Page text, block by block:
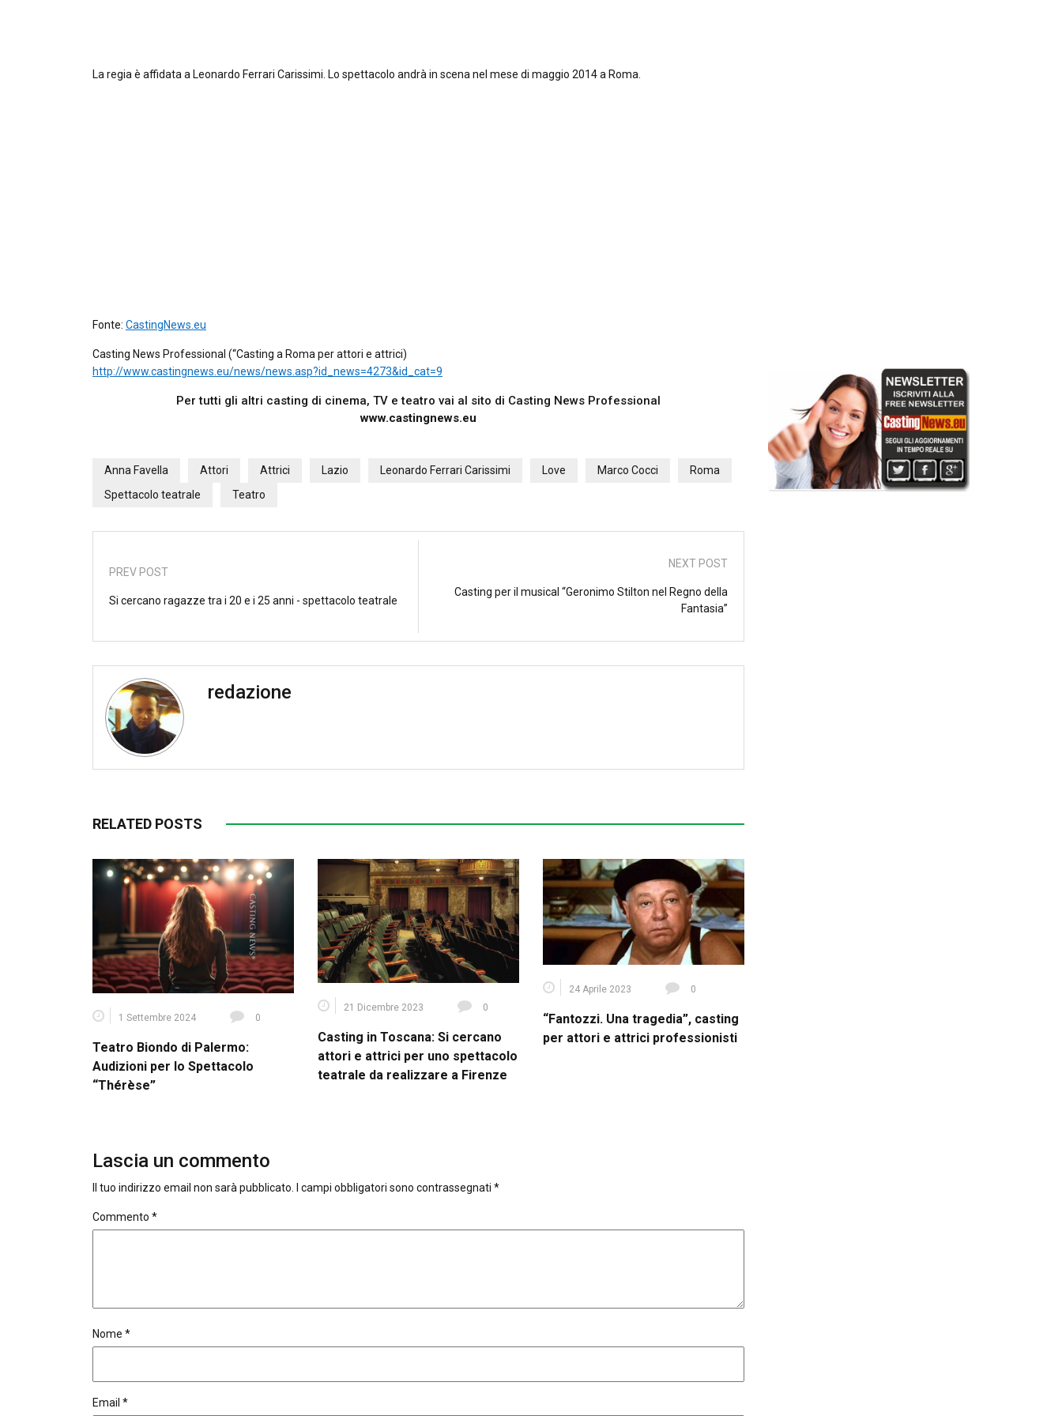
La regia è affidata a Leonardo Ferrari Carissimi. Lo spettacolo andrà in scena nel mese di maggio 2014 a Roma.
Fonte: CastingNews.eu
Casting News Professional (“Casting a Roma per attori e attrici)
http://www.castingnews.eu/news/news.asp?id_news=4273&id_cat=9
Per tutti gli altri casting di cinema, TV e teatro vai al sito di Casting News Professional
www.castingnews.eu
Anna Favella Attori Attrici Lazio Leonardo Ferrari Carissimi Love Marco Cocci
Roma
Spettacolo teatrale
Teatro
PREV POST
Si cercano ragazze tra i 20 e i 25 anni - spettacolo teatrale
NEXT POST
Casting per il musical “Geronimo Stilton nel Regno della
Fantasia”
redazione
RELATED POSTS
1 Settembre 2024 0
Teatro Biondo di Palermo:
Audizioni per lo Spettacolo
“Thérèse”
21 Dicembre 2023 0
Casting in Toscana: Si cercano
attori e attrici per uno spettacolo
teatrale da realizzare a Firenze
24 Aprile 2023 0
“Fantozzi. Una tragedia”, casting
per attori e attrici professionisti
Lascia un commento
Il tuo indirizzo email non sarà pubblicato. I campi obbligatori sono contrassegnati *
Commento *
Nome *
Email *